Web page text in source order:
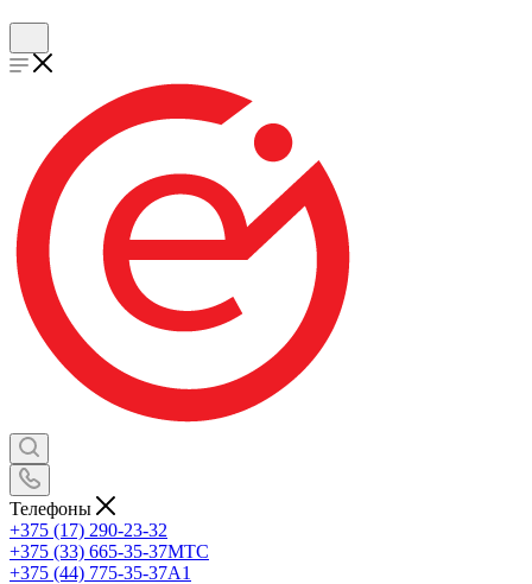
Телефоны
+375 (17) 290-23-32
+375 (33) 665-35-37МТС
+375 (44) 775-35-37А1